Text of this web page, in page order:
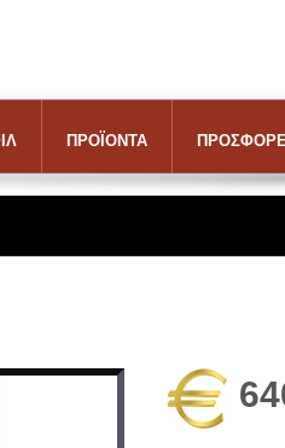
ΠΡΟΪΟΝΤΑ